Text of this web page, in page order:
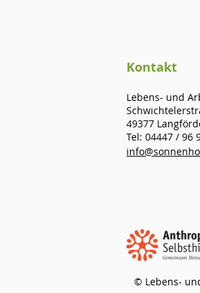
Kontakt
Lebens- und
49377
Tel: 04447 / 96
© Lebens-